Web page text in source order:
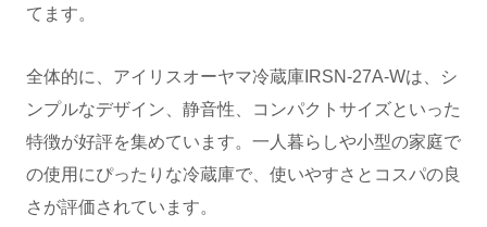
てます。
全体的に、アイリスオーヤマ冷蔵庫IRSN-27A-Wは、シ
ンプルなデザイン、静音性、コンパクトサイズといった
特徴が好評を集めています。一人暮らしや小型の家庭で
の使用にぴったりな冷蔵庫で、使いやすさとコスパの良
さが評価されています。